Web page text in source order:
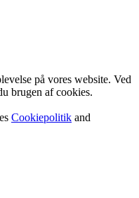
på vores website. Ved
brugen af cookies.
Cookiepolitik and